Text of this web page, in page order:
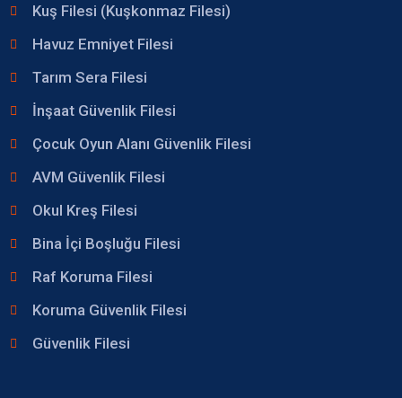
Kuş Filesi (Kuşkonmaz Filesi)
Havuz Emniyet Filesi
Tarım Sera Filesi
İnşaat Güvenlik Filesi
Çocuk Oyun Alanı Güvenlik Filesi
AVM Güvenlik Filesi
Okul Kreş Filesi
Bina İçi Boşluğu Filesi
Raf Koruma Filesi
Koruma Güvenlik Filesi
Güvenlik Filesi